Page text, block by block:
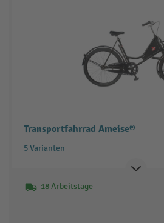
Transportfahrrad Ameise®
5 Varianten
18 Arbeitstage